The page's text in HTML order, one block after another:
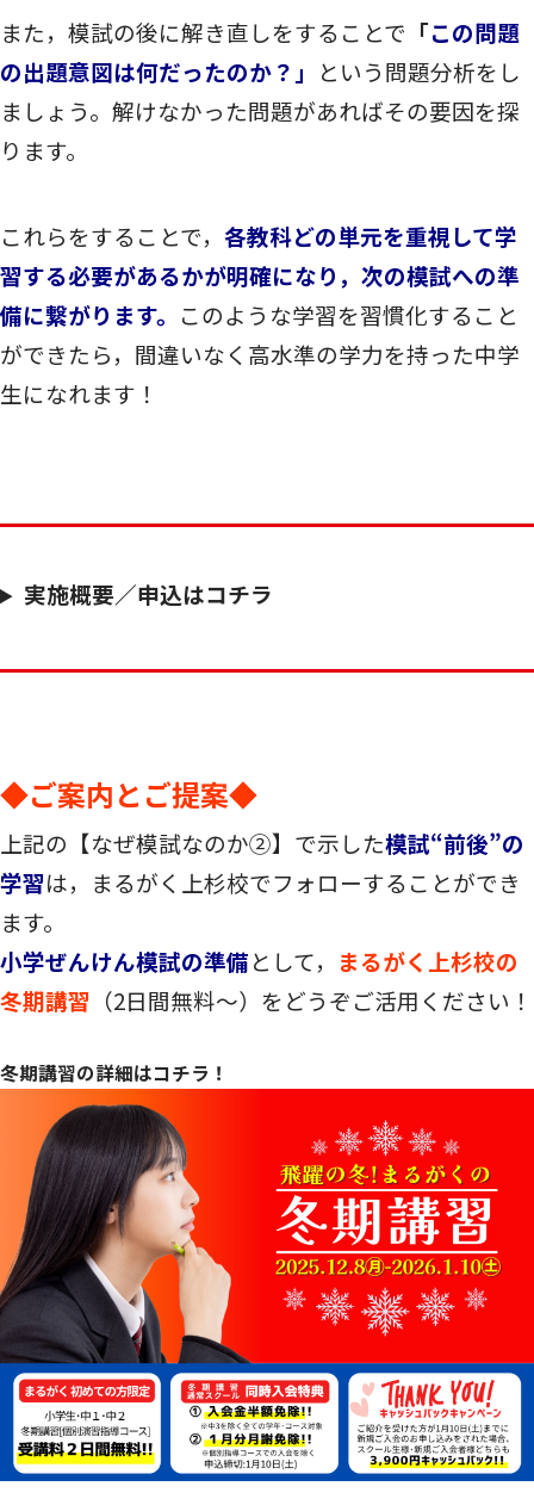
また，模試の後に解き直しをすることで 「この問題
の出題意図は何だったのか？」 という問題分析をし
ましょう。解けなかった問題があればその要因を探
ります。
これらをすることで， 各教科どの単元を重視して学
習する必要があるかが明確になり，次の模試への準
備に繋がります。 このような学習を習慣化すること
ができたら，間違いなく高水準の学力を持った中学
生になれます！
実施概要／申込はコチラ
◆ご案内とご提案◆
上記の【なぜ模試なのか②】で示した模試“前後”の
学習は，まるがく上杉校でフォローすることができ
ます。
小学ぜんけん模試の準備として， まるがく上杉校の
冬期講習 （2日間無料～）をどうぞご活用ください！
冬期講習の詳細はコチラ！